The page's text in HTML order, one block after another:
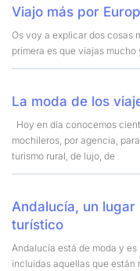
Viajo más por
Os voy a explicar dos cosas
primera es que viajas
La moda de los
Hoy en día conocemos
mochileros, por agencia,
turismo rural, de lujo, de
Andalucía, un
turístico
Andalucía está de moda y
incluidas aquellas que están